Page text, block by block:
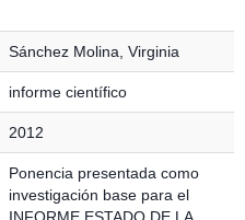
Sánchez Molina, Virginia
informe científico
2012
Ponencia presentada como
investigación base para el